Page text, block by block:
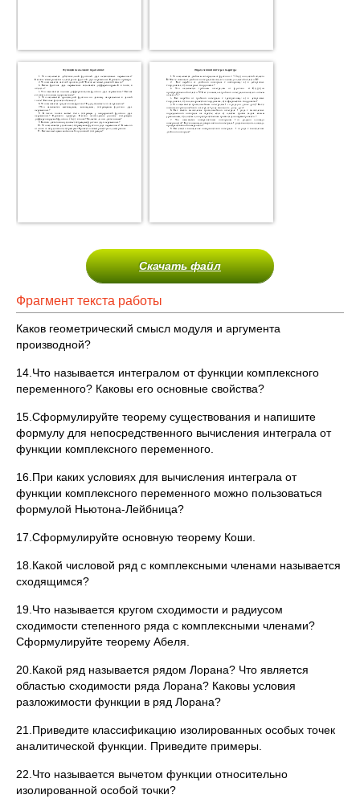
Скачать файл
Фрагмент текста работы
Каков геометрический смысл модуля и аргумента
производной?
14.Что называется интегралом от функции комплексного
переменного? Каковы его основные свойства?
15.Сформулируйте теорему существования и напишите
формулу для непосредственного вычисления интеграла от
функции комплексного переменного.
16.При каких условиях для вычисления интеграла от
функции комплексного переменного можно пользоваться
формулой Ньютона-Лейбница?
17.Сформулируйте основную теорему Коши.
18.Какой числовой ряд с комплексными членами называется
сходящимся?
19.Что называется кругом сходимости и радиусом
сходимости степенного ряда с комплексными членами?
Сформулируйте теорему Абеля.
20.Какой ряд называется рядом Лорана? Что является
областью сходимости ряда Лорана? Каковы условия
разложимости функции в ряд Лорана?
21.Приведите классификацию изолированных особых точек
аналитической функции. Приведите примеры.
22.Что называется вычетом функции относительно
изолированной особой точки?